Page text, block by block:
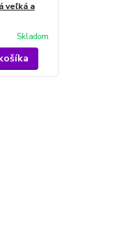
veľká a
Skladom